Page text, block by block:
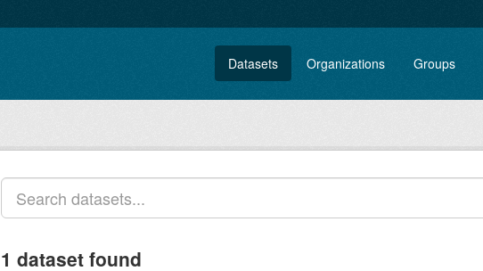
Datasets Organizations Groups
1 dataset found